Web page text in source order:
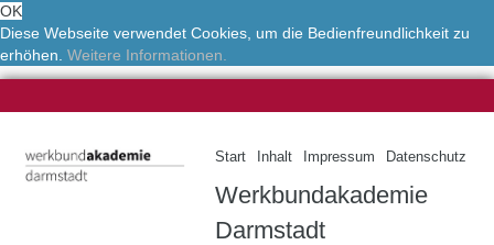
OK
Diese Webseite verwendet Cookies, um die Bedienfreundlichkeit zu
erhöhen. Weitere Informationen.
Start Inhalt Impressum Datenschutz
Werkbundakademie
Darmstadt